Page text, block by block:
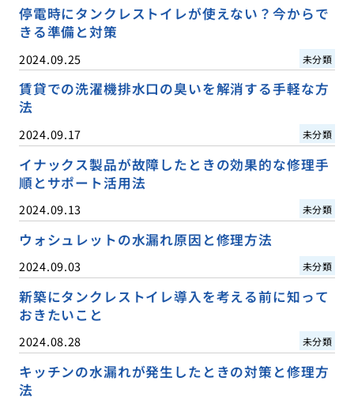
停電時にタンクレストイレが使えない？今からで
きる準備と対策
2024.09.25 未分類
賃貸での洗濯機排水口の臭いを解消する手軽な方
法
2024.09.17 未分類
イナックス製品が故障したときの効果的な修理手
順とサポート活用法
2024.09.13 未分類
ウォシュレットの水漏れ原因と修理方法
2024.09.03 未分類
新築にタンクレストイレ導入を考える前に知って
おきたいこと
2024.08.28 未分類
キッチンの水漏れが発生したときの対策と修理方
法